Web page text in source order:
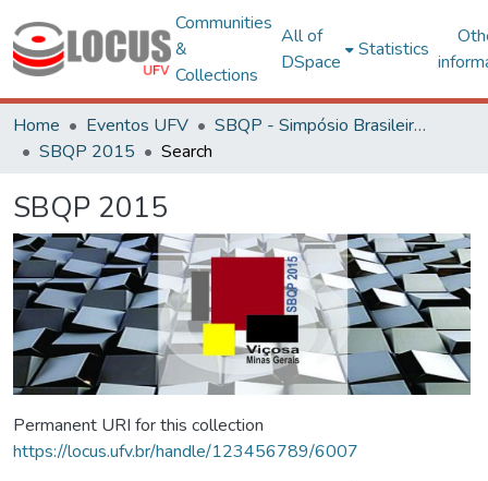
Communities
&
Collections
All of
DSpace
Statistics
Home Eventos UFV
SBQP - Simpósio Brasileiro de Qualidade do Projeto no Ambiente Construído
SBQP 2015
Search
SBQP 2015
Permanent URI for this collection
https://locus.ufv.br/handle/123456789/6007